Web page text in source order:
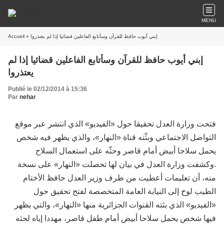
MENU
Accueil » إبني أيوب حافظ للقرآن وسأتابع الفاعلين قضائيا إذا لم يعتذروا
إبني أيوب حافظ للقرآن وسأتابع الفاعلين قضائيا إذا لم
يعتذروا
Publié le 02/12/2014 à 15:36
Par nehar
فتحت وزارة العدل تحقيقا حول «الفيديو» الذي انتشر عبر موقع
التواصل الاجتماعي وبثّته قناة «النهار»، والذي يظهر فيه شخص
يحمل سلاحا أبيض أمام قاصر وحثّه على استعمال السلاح
.وكشفت وزارة العدل في بيان لها تحصلت «النهار» على نسخة
منه، أن تعليمات أعطيت من طرف وزير العدل حافظ الأختام
الطيب لوح إلى النيابة العامة المتخصصة لفتح تحقيق حول
«الفيديو» الذي بثته القنوات الجزائرية منها «النهار»، والتي يظهر
فيها شخص يحمل سلاحا أبيض أمام طفل قاصر، مهددا إياه لحثه